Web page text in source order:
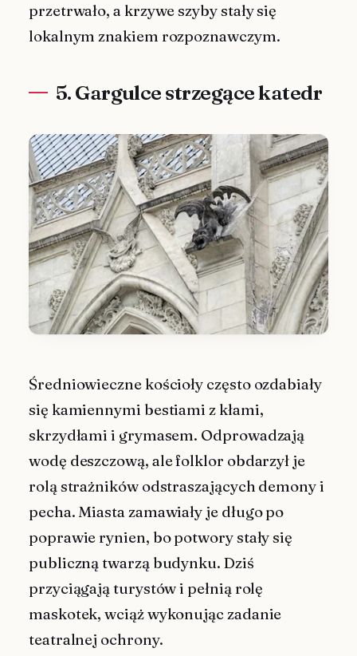
przetrwało, a krzywe szyby stały się
lokalnym znakiem rozpoznawczym.
5. Gargulce strzegące katedr
Średniowieczne kościoły często ozdabiały
się kamiennymi bestiami z kłami,
skrzydłami i grymasem. Odprowadzają
wodę deszczową, ale folklor obdarzył je
rolą strażników odstraszających demony i
pecha. Miasta zamawiały je długo po
poprawie rynien, bo potwory stały się
publiczną twarzą budynku. Dziś
przyciągają turystów i pełnią rolę
maskotek, wciąż wykonując zadanie
teatralnej ochrony.